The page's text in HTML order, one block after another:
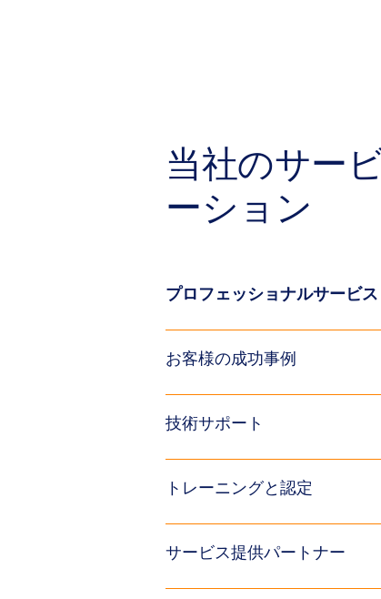
当社のサー
ーション
プロフェッショナルサービス
お客様の成功事例
技術サポート
トレーニングと認定
サービス提供パートナー